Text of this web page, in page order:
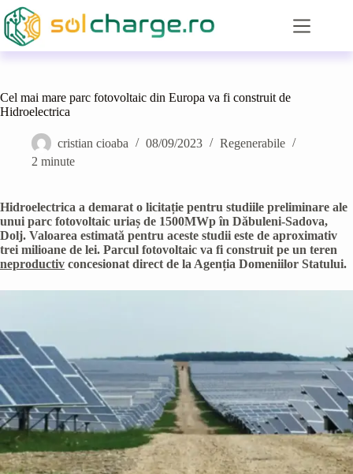
Sari
la
conținut
Cel mai mare parc fotovoltaic din Europa va fi construit de
Hidroelectrica
cristian cioaba 08/09/2023
Regenerabile
2 minute
Hidroelectrica a demarat o licitație pentru studiile preliminare ale
unui parc fotovoltaic uriaș de 1500MWp în Dăbuleni-Sadova,
Dolj. Valoarea estimată pentru aceste studii este de aproximativ
trei milioane de lei. Parcul fotovoltaic va fi construit pe un teren
neproductiv concesionat direct de la Agenția Domeniilor Statului.